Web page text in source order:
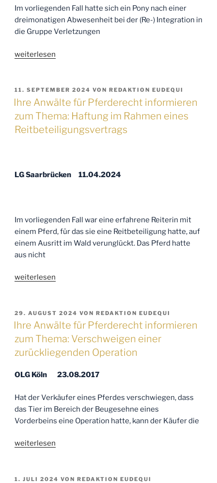
verletzten
Pferdes
aus
833
Im vorliegenden Fall hatte sich ein Pony nach einer
dreimonatigen Abwesenheit bei der (Re-) Integration in
die Gruppe Verletzungen
„Ihre
Pferderecht
informieren
zum
Thema:
Haftung
bei
Pensionspferdes“
weiterlesen
VERÖFFENTLICHT
AM
11. SEPTEMBER 2024 VON REDAKTION EUDEQUI
Ihre Anwälte für Pferderecht informieren
zum Thema: Haftung im Rahmen eines
Reitbeteiligungsvertrags
LG Saarbrücken 11.04.2024
Im vorliegenden Fall war eine erfahrene Reiterin mit
einem Pferd, für das sie eine Reitbeteiligung hatte, auf
einem Ausritt im Wald verunglückt. Das Pferd hatte
aus nicht
„Ihre
Pferderecht
informieren
zum
Thema:
Haftung
im
eines
Reitbeteiligungsvertrags“
weiterlesen
VERÖFFENTLICHT
AM
29. AUGUST 2024 VON REDAKTION EUDEQUI
Ihre Anwälte für Pferderecht informieren
zum Thema: Verschweigen einer
zurückliegenden Operation
OLG Köln 23.08.2017
Hat der Verkäufer eines Pferdes verschwiegen, dass
das Tier im Bereich der Beugesehne eines
Vorderbeins eine Operation hatte, kann der Käufer die
„Ihre
Pferderecht
weiterlesen
VERÖFFENTLICHT
1. JULI 2024 VON REDAKTION EUDEQUI